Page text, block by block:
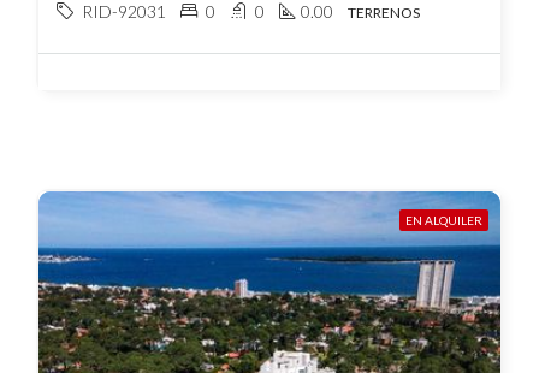
RID-92031 0 0 0.00 TERRENOS
EN ALQUILER